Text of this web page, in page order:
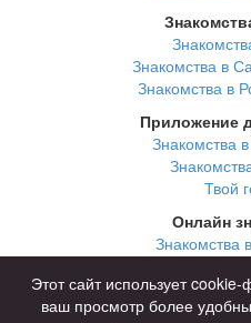
Знакомства в
Знакомства в
Приложение
Знакомства
Твой
Онлайн
Знакомства
Знакомства в
Этот сайт использует
ваш просмотр более